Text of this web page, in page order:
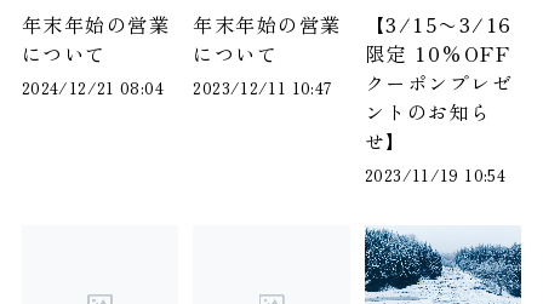
年末年始の営業
について
2024/12/21 08:04
年末年始の営業
について
2023/12/11 10:47
【3/15〜3/16
限定 10%OFF
クーポンプレゼ
ントのお知ら
せ】
2023/11/19 10:54